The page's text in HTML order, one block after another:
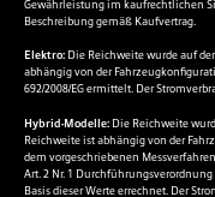
Gewährleistung im kaufrechtlichen
Beschreibung gemäß Kaufvertrag.
Elektro: Die Reichweite wurde auf
abhängig von der
692/2008/EG ermittelt. Der
Hybrid-Modelle: Die Reichweite
Reichweite ist abhängig von der
dem vorgeschriebenen
Art. 2 Nr. 1
Basis dieser Werte errechnet. Der